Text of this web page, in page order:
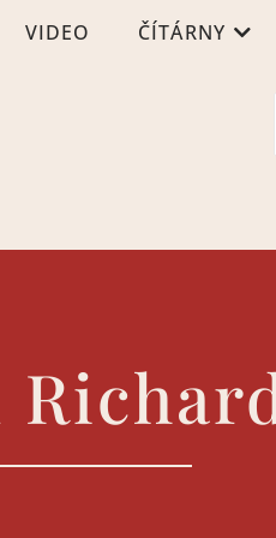
VIDEO ČÍTÁRNY